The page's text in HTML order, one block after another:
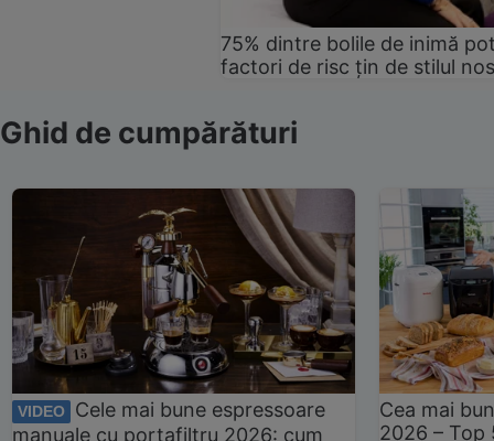
75% dintre bolile de inimă
factori de risc țin de stilul
Ghid de cumpărături
VIDEO
Cele mai bune espressoare
manuale cu portafiltru 2026: cum
Cea mai
2026 –